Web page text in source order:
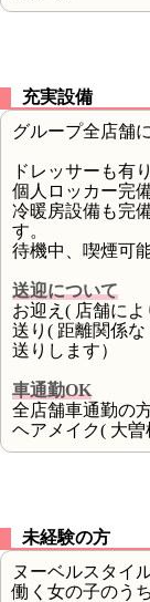
充実設備
グループ全店舗
ドレッサーも有
個人ロッカー完
冷暖房設備も完
す。
待機中、喫煙可
送迎について
お迎え( 店舗によ
送り( 距離関係
送りします）
車通勤OK
全店舗車通勤の
ヘアメイク( 大曽
未経験の方
ヌーベルスタイ
働く女の子のう